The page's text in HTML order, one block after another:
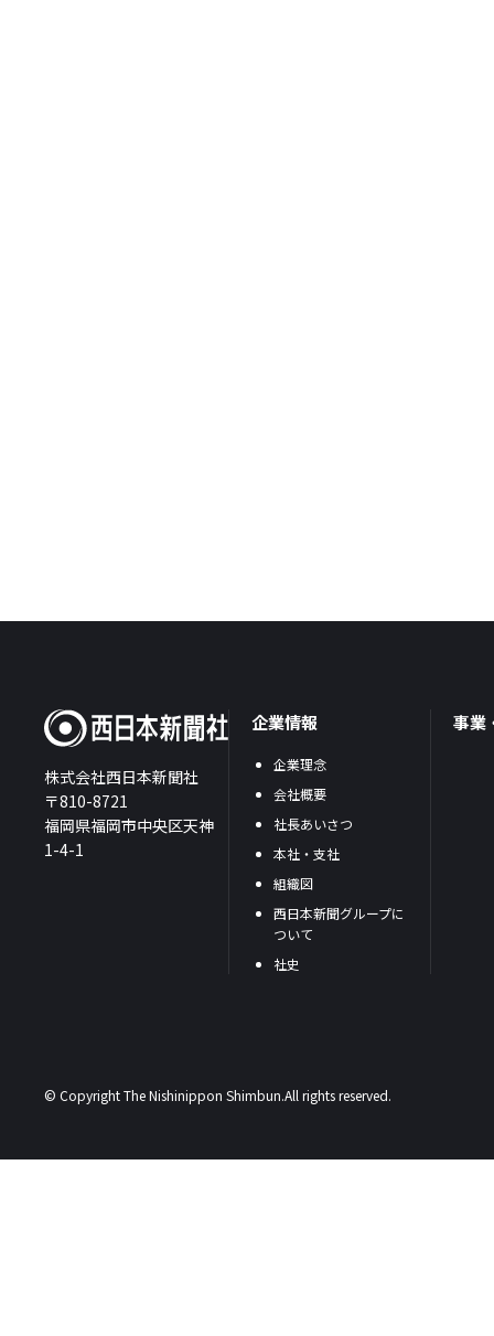
株式会社西日本新聞社
〒810-8721
福岡県福岡市中央区天神
1-4-1
企業情報
企業理念
会社概要
社長あいさつ
本社・支社
組織図
西日本新聞グループに
ついて
社史
事業
© Copyright The Nishinippon Shimbun.All rights reserved.